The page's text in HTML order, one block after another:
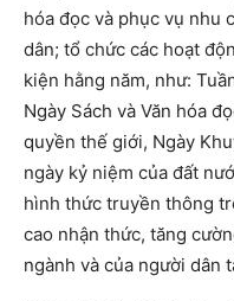
hóa đọc và phục vụ nhu
dân; tổ chức các hoạt
kiện hằng năm, như:
Ngày Sách và Văn hóa
quyền thế giới, Ngày
ngày kỷ niệm của đất
hình thức truyền thông
cao nhận thức, tăng
ngành và của người dân